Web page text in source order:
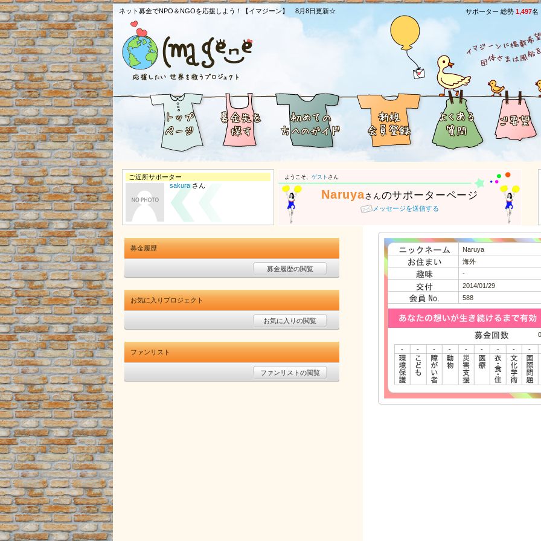
ネット募金でNPO＆NGOを応援しよう！【イマジーン】 8月8日更新☆ サポーター 総勢 1,497名
ご近所サポーター
sakuraさん
ようこそ、 ゲスト さん
Naruyaさんのサポーターページ
メッセージを送信する
Naruya
海外
-
2014/01/29
588
0
-
- - - - - - - -
募金履歴
募金履歴の閲覧
お気に入りプロジェクト
お気に入りの閲覧
ファンリスト
ファンリストの閲覧